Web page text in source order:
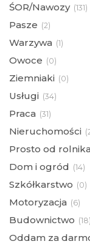
ŚOR/Nawozy (131)
Pasze (2)
Warzywa (1)
Owoce (0)
Ziemniaki (0)
Usługi (34)
Praca (31)
Nieruchomości (
Prosto od rolnika
Dom i ogród (14)
Szkółkarstwo (0)
Motoryzacja (6)
Budownictwo (18)
Oddam za